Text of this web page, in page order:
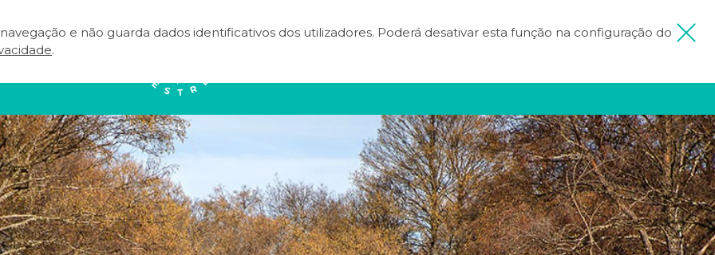
e não guarda dados identificativos dos utilizadores. Poderá desativar esta função na configuração do
.
EVENTOS